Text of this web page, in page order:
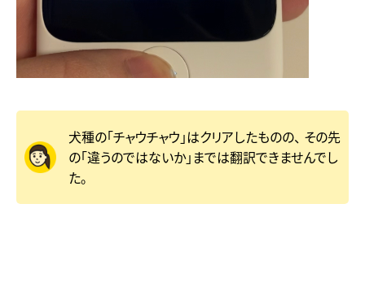
犬種の「チャウチャウ」はクリアしたものの、 その先
の「違うのではないか」までは翻訳できませんでし
た。